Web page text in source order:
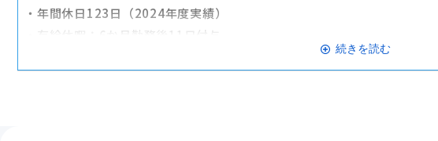
・年間休日123日（2024年度実績）
・有給休暇：6か月勤務後11日付与
・特別有給休暇：結婚休暇・配偶者出産休暇・交通遮断休暇・忌引休暇
続きを読む